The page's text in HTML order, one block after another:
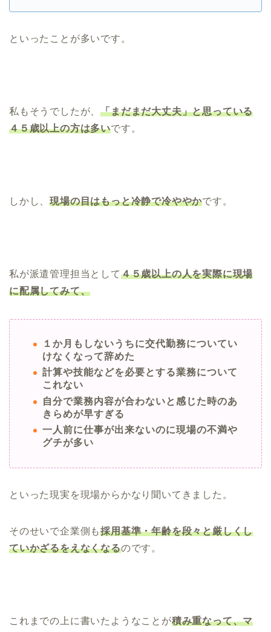
といったことが多いです。
私もそうでしたが、「まだまだ大丈夫」と思っている
４５歳以上の方は多いです。
しかし、現場の目はもっと冷静で冷ややかです。
私が派遣管理担当として４５歳以上の人を実際に現場
に配属してみて、
１か月もしないうちに交代勤務についてい
けなくなって辞めた
計算や技能などを必要とする業務について
これない
自分で業務内容が合わないと感じた時のあ
きらめが早すぎる
一人前に仕事が出来ないのに現場の不満や
グチが多い
といった現実を現場からかなり聞いてきました。
そのせいで企業側も採用基準・年齢を段々と厳しくし
ていかざるをえなくなるのです。
これまでの上に書いたようなことが積み重なって、マ